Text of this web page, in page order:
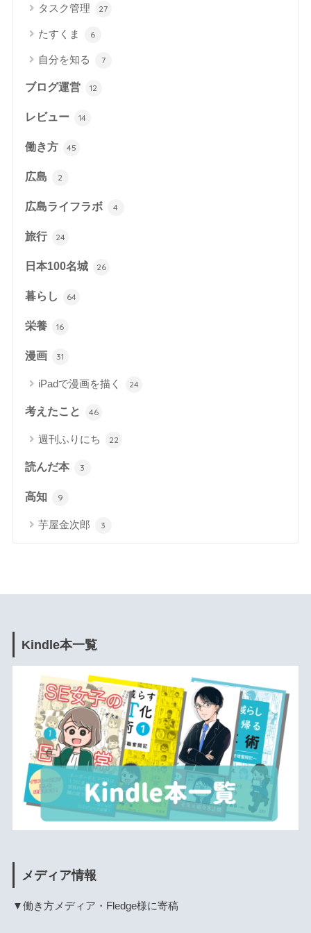
タスク管理 27
たすくま 6
自分を知る 7
ブログ運営 12
レビュー 14
働き方 45
広島 2
広島ライフラボ 4
旅行 24
日本100名城 26
暮らし 64
栄養 16
漫画 31
iPadで漫画を描く 24
考えたこと 46
週刊ふりにち 22
読んだ本 3
高知 9
芋屋金次郎 3
Kindle本一覧
メディア情報
▼働き方メディア・Fledge様に寄稿